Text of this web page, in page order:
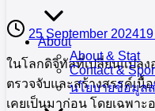
About
About & Stat
Contact &
นโยบายข้อมูล
25 September 2024
ในโลกดิจิทัลที่เปลี่ยนแปลง
ตรวจจับและสร้างสรรค์เนื้
เคยเป็นมาก่อน โดยเฉพาะอ